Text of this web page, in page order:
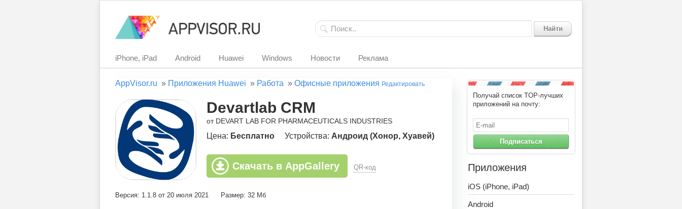
Найти
iPhone, iPad Android Huawei Windows Новости Реклама
AppVisor.ru » Приложения Huawei » Работа » Офисные приложения Редактировать
Devartlab CRM
от DEVART LAB FOR PHARMACEUTICALS INDUSTRIES
Цена: Бесплатно Устройства: Андроид (Хонор, Хуавей)
Скачать в AppGallery QR-код
Версия: 1.1.8 от 20 июля 2021 Размер: 32 Мб
Получай список TOP-лучших
приложений на почту:
Подписаться
Приложения
iOS (iPhone, iPad)
Android